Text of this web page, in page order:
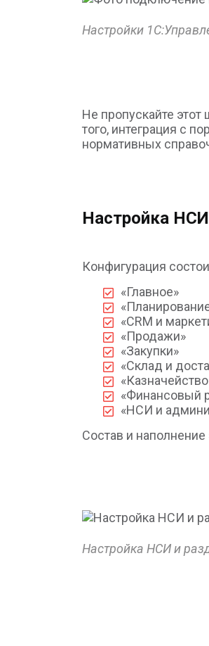
Настройки
Не пропускайте
того, интеграция с
нормативных
Настройка
Конфигурация
«Главное»
«CRM и
«Продажи»
«Закупки»
«Склад и
«Финансовый
«НСИ и
Состав и
Настройка НСИ и